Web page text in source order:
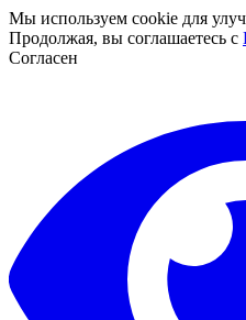
Мы используем cookie для
Продолжая, вы соглашаетесь с
Согласен